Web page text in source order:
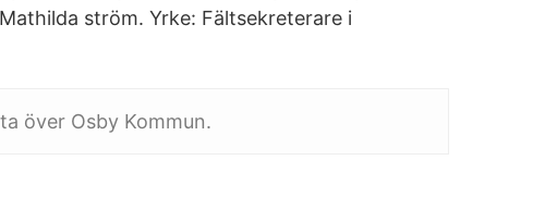
ström. Yrke: Fältsekreterare i
över Osby Kommun.